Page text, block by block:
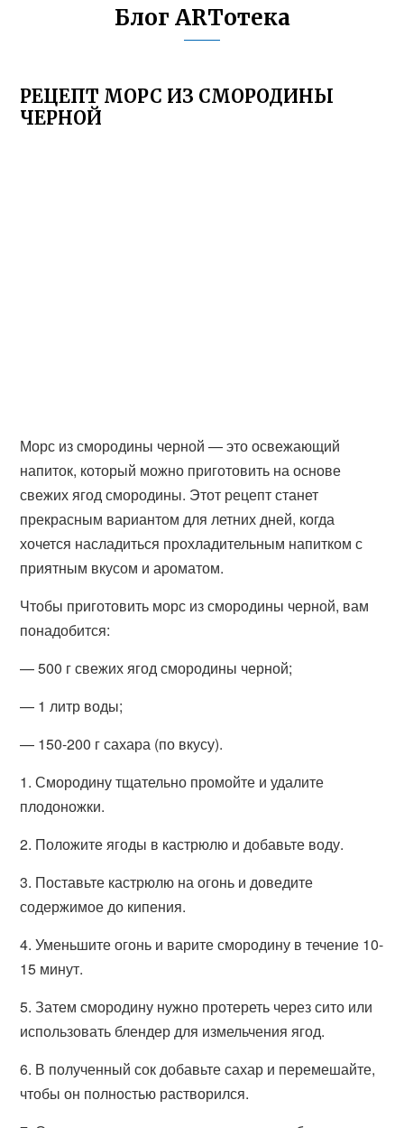
Блог ARTотека
РЕЦЕПТ МОРС ИЗ СМОРОДИНЫ
ЧЕРНОЙ
Морс из смородины черной — это освежающий
напиток, который можно приготовить на основе
свежих ягод смородины. Этот рецепт станет
прекрасным вариантом для летних дней, когда
хочется насладиться прохладительным напитком с
приятным вкусом и ароматом.
Чтобы приготовить морс из смородины черной, вам
понадобится:
— 500 г свежих ягод смородины черной;
— 1 литр воды;
— 150-200 г сахара (по вкусу).
1. Смородину тщательно промойте и удалите
плодоножки.
2. Положите ягоды в кастрюлю и добавьте воду.
3. Поставьте кастрюлю на огонь и доведите
содержимое до кипения.
4. Уменьшите огонь и варите смородину в течение 10-
15 минут.
5. Затем смородину нужно протереть через сито или
использовать блендер для измельчения ягод.
6. В полученный сок добавьте сахар и перемешайте,
чтобы он полностью растворился.